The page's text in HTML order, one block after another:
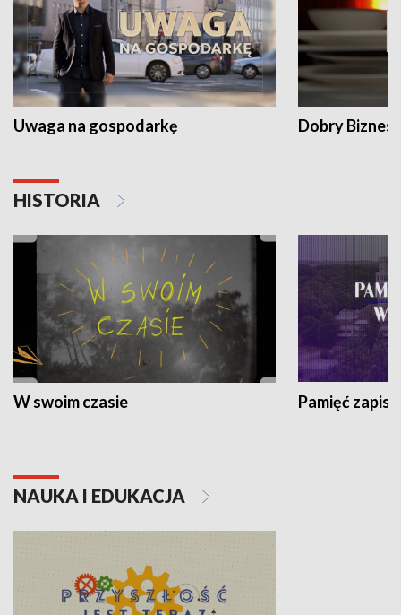
Uwaga na gospodarkę Dobry Biznes
HISTORIA
W swoim czasie Pamięć
NAUKA I EDUKACJA